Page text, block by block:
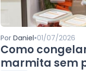
Por Daniel•01/07/2026
Como
marmita sem